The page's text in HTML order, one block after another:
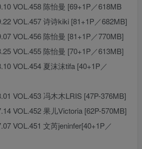
VOL.458 陈怡曼 [69+1P／618MB
VOL.457 诗诗kiki [81+1P／682MB]
VOL.456 陈怡曼 [81+1P／770MB]
VOL.455 陈怡曼 [70+1P／613MB]
VOL.454 夏沫沫tifa [40+1P／
VOL.453 冯木木LRIS [47P-376MB]
VOL.452 果儿Victoria [62P-570MB]
VOL.451 文芮jeninfer[40+1P／